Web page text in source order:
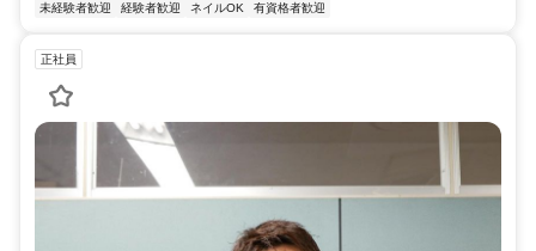
未経験者歓迎
経験者歓迎 ネイルOK 有資格者歓迎
正社員